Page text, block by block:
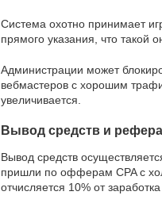
Система охотно принимает
прямого указания, что такой
Администрации может
вебмастеров с хорошим
увеличивается.
Вывод средств и
Вывод средств
пришли по офферам CPA с
отчисляется 10% от